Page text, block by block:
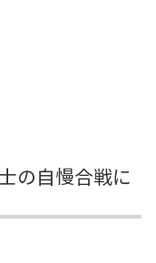
の自慢合戦に